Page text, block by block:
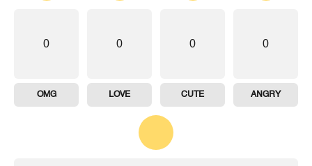
0
ANGRY
0
CUTE
0
LOVE
0
OMG